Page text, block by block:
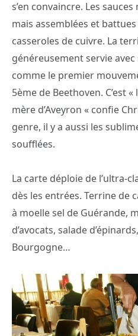
s’en convaincre. Les
mais assemblées et
casseroles de cuivre. La
généreusement servie
comme le premier
5ème de Beethoven. C’est
mère d’Aveyron « confie
genre, il y a aussi les
soufflées.
La carte déploie de l’ultra-
dès les entrées. Terrine de
à moelle sel de Guérande,
d’avocats, salade
Bourgogne…